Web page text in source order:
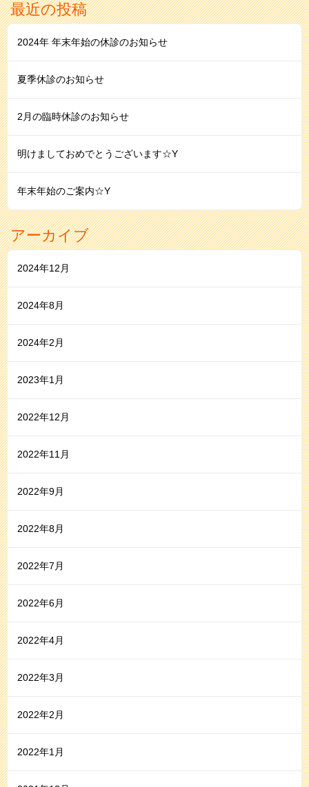
最近の投稿
2024年 年末年始の休診のお知らせ
夏季休診のお知らせ
2月の臨時休診のお知らせ
明けましておめでとうございます☆Y
年末年始のご案内☆Y
アーカイブ
2024年12月
2024年8月
2024年2月
2023年1月
2022年12月
2022年11月
2022年9月
2022年8月
2022年7月
2022年6月
2022年4月
2022年3月
2022年2月
2022年1月